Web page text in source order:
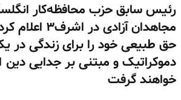
رئیس سابق حزب محافظه‌کار
مجاهدان آزادی
حق طبیعی خود را برای زندگی در
دموکراتیک و مبتنی بر جدایی
خواهند گرفت